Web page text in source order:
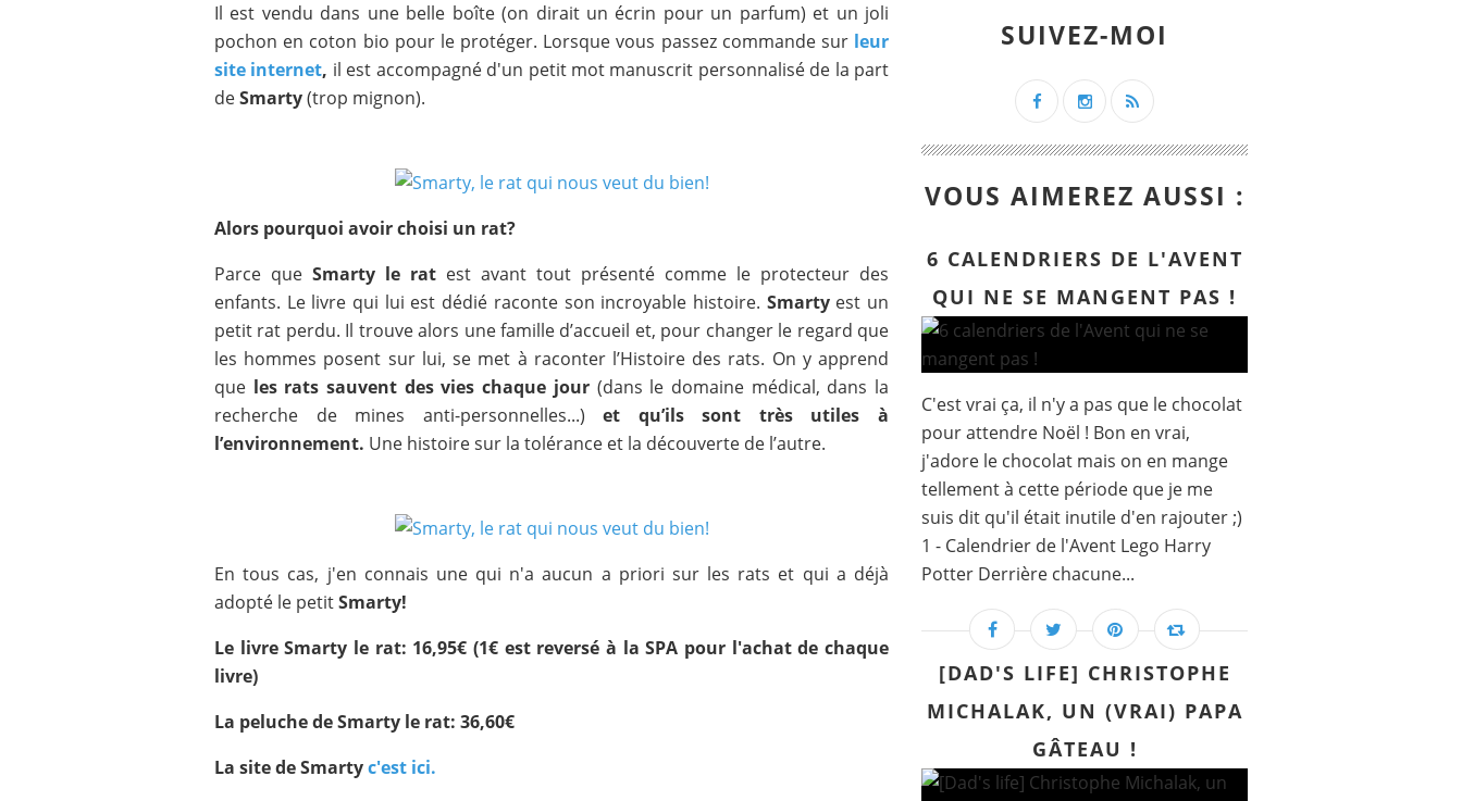
Il est vendu dans une belle boîte (on dirait un écrin pour un parfum) et un joli
pochon en coton bio pour le protéger. Lorsque vous passez commande sur leur
site internet, il est accompagné d'un petit mot manuscrit personnalisé de la part
deSmarty(trop mignon).
Alors pourquoi avoir choisi un rat?
Parce que Smarty le rat est avant tout présenté comme le protecteur des
enfants. Le livre qui lui est dédié raconte son incroyable histoire. Smarty est un
petit rat perdu. Il trouve alors une famille d’accueil et, pour changer le regard que
les hommes posent sur lui, se met à raconter l’Histoire des rats. On y apprend
que les rats sauvent des vies chaque jour(dans le domaine médical, dans la
recherche de mines anti-personnelles...)et qu’ils sont très utiles à
l’environnement. Une histoire sur la tolérance et la découverte de l’autre.
En tous cas, j'en connais une qui n'a aucun a priori sur les rats et qui a déjà
adopté le petitSmarty!
Le livre Smarty le rat: 16,95€ (1€ est reversé à la SPA pour l'achat de chaque
livre)
La peluche de Smarty le rat: 36,60€
La site de Smartyc'est ici.
SUIVEZ-MOI
VOUS AIMEREZ AUSSI :
6 CALENDRIERS DE L'AVENT
QUI NE SE MANGENT PAS !
C'est vrai ça, il n'y a pas que le chocolat
pour attendre Noël ! Bon en vrai,
j'adore le chocolat mais on en mange
tellement à cette période que je me
suis dit qu'il était inutile d'en rajouter ;)
1 - Calendrier de l'Avent Lego Harry
Potter Derrière chacune...
[DAD'S LIFE] CHRISTOPHE
MICHALAK, UN (VRAI) PAPA
GÂTEAU !